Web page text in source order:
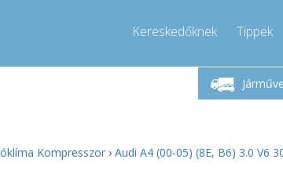
Kereskedőknek Tippek
9-17
Hívjon!
Kompresszor › Audi A4 (00-05) (8E, B6) 3.0 V6